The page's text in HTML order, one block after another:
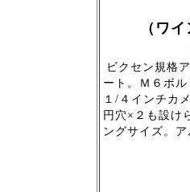
（ワ
ビクセン規格
ート。Ｍ６ボ
１/４インチカ
円穴×２も設け
ングサイズ。
★ 限